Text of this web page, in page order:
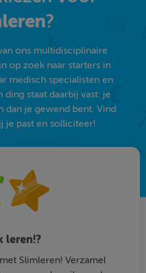
?
ons multidisciplinaire
op zoek naar starters in
medisch specialisten en
ding staat daarbij vast: je
dan je gewend bent. Vind
je past en solliciteer!
leren!?
Slimleren! Verzamel